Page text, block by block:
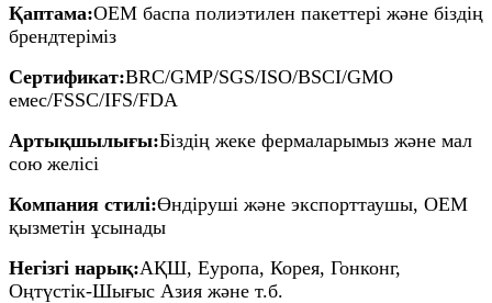
Қаптама:OEM баспа полиэтилен пакеттері және біздің
брендтеріміз
Сертификат:BRC/GMP/SGS/ISO/BSCI/GMO
емес/FSSC/IFS/FDA
Артықшылығы:Біздің жеке фермаларымыз және мал
сою желісі
Компания стилі:Өндіруші және экспорттаушы, OEM
қызметін ұсынады
Негізгі нарық:АҚШ, Еуропа, Корея, Гонконг,
Оңтүстік-Шығыс Азия және т.б.